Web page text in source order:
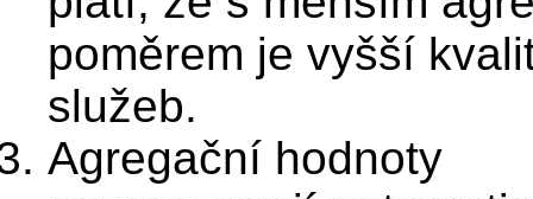
poměrem je vyšší
služeb.
Agregační hodnoty